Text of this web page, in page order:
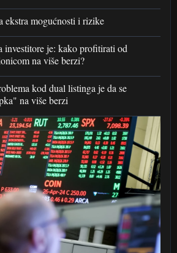
ekstra mogućnosti i rizike
investitore je: kako profitirati od
na više berzi?
kod dual listinga je da se
na više berzi